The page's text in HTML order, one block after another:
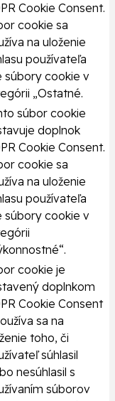
Cookie Consent.
cookie sa
na uloženie
používateľa
súbory cookie v
„Ostatné.
súbor cookie
doplnok
Cookie Consent.
cookie sa
na uloženie
používateľa
súbory cookie v
cookie je
doplnkom
Cookie Consent
sa na
toho, či
súhlasil
nesúhlasil s
súborov